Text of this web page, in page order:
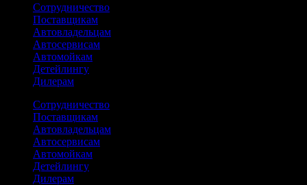
Сотрудничество
Поставщикам
Автовладельцам
Автосервисам
Автомойкам
Детейлингу
Дилерам
Сотрудничество
Поставщикам
Автовладельцам
Автосервисам
Автомойкам
Детейлингу
Дилерам